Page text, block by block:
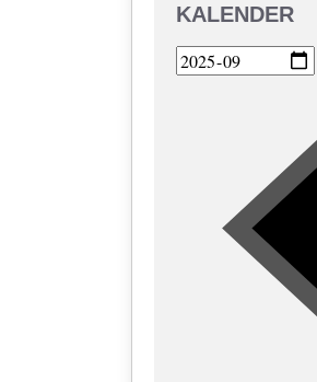
KALENDER